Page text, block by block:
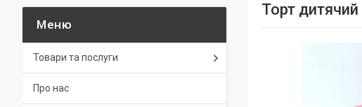
Торт
Товари та послуги
Про нас